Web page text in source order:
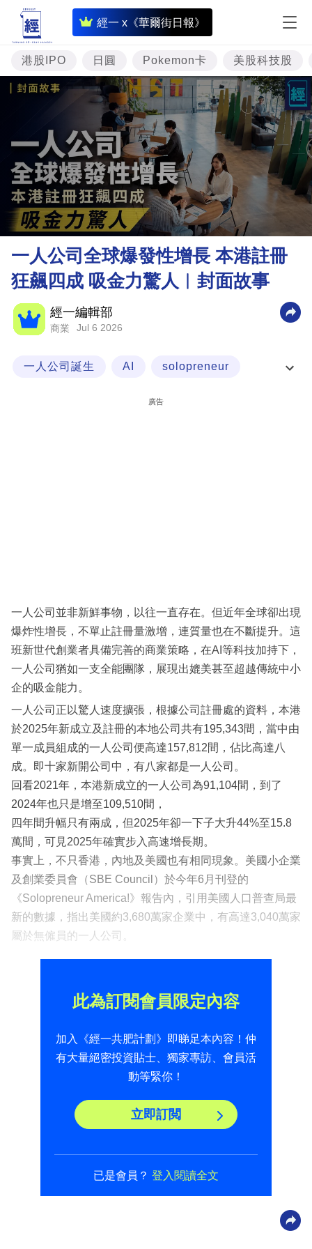
經一 x《華爾街日報》
即
時
財
經
專
投
資
樓
市
理
財
商
業
科
區
港股IPO 日圓 Pokemon卡 美股科技股
一人公司全球爆發性增長 本港註冊
狂飆四成 吸金力驚人︳封面故事
經一編輯部
商業 Jul 6 2026
一人公司誕生 AI solopreneur
廣告
一人公司並非新鮮事物，以往一直存在。但近年全球卻出現
爆炸性增長，不單止註冊量激增，連質量也在不斷提升。這
班新世代創業者具備完善的商業策略，在AI等科技加持下，
一人公司猶如一支全能團隊，展現出媲美甚至超越傳統中小
企的吸金能力。
一人公司正以驚人速度擴張，根據公司註冊處的資料，本港
於2025年新成立及註冊的本地公司共有195,343間，當中由
單一成員組成的一人公司便高達157,812間，佔比高達八
成。即十家新開公司中，有八家都是一人公司。
回看2021年，本港新成立的一人公司為91,104間，到了
2024年也只是增至109,510間，
四年間升幅只有兩成，但2025年卻一下子大升44%至15.8
萬間，可見2025年確實步入高速增長期。
事實上，不只香港，內地及美國也有相同現象。美國小企業
及創業委員會（SBE Council）於今年6月刊登的
《Solopreneur America!》報告內，引用美國人口普查局最
新的數據，指出美國約3,680萬家企業中，有高達3,040萬家
屬於無僱員的一人公司。
此為訂閱會員限定內容
加入《經一共肥計劃》即睇足本內容！仲
有大量絕密投資貼士、獨家專訪、會員活
動等緊你！
立即訂閲
已是會員？ 登入閱讀全文